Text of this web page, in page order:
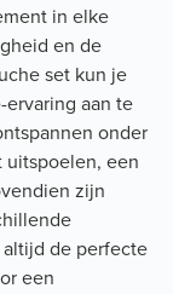
in elke
en de
set kun je
aan te
onder
uitspoelen, een
zijn
de perfecte
een